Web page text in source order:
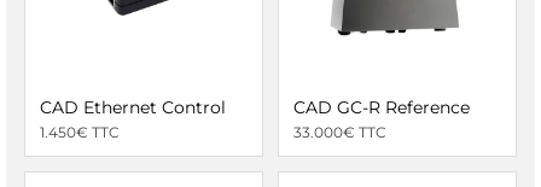
CAD Ethernet Control
1.450€ TTC
CAD GC-R Reference
33.000€ TTC